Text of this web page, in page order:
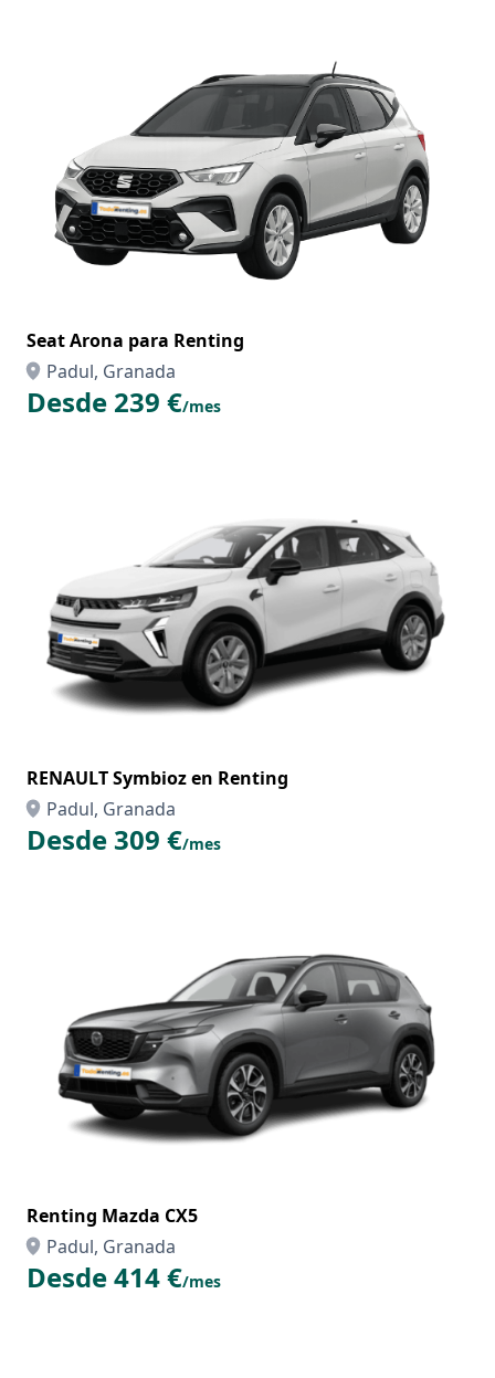
Seat Arona para Renting
Padul, Granada
Desde 239 €/mes
RENAULT Symbioz en Renting
Padul, Granada
Desde 309 €/mes
Renting Mazda CX5
Padul, Granada
Desde 414 €/mes